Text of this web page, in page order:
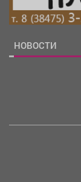
НОВОСТИ